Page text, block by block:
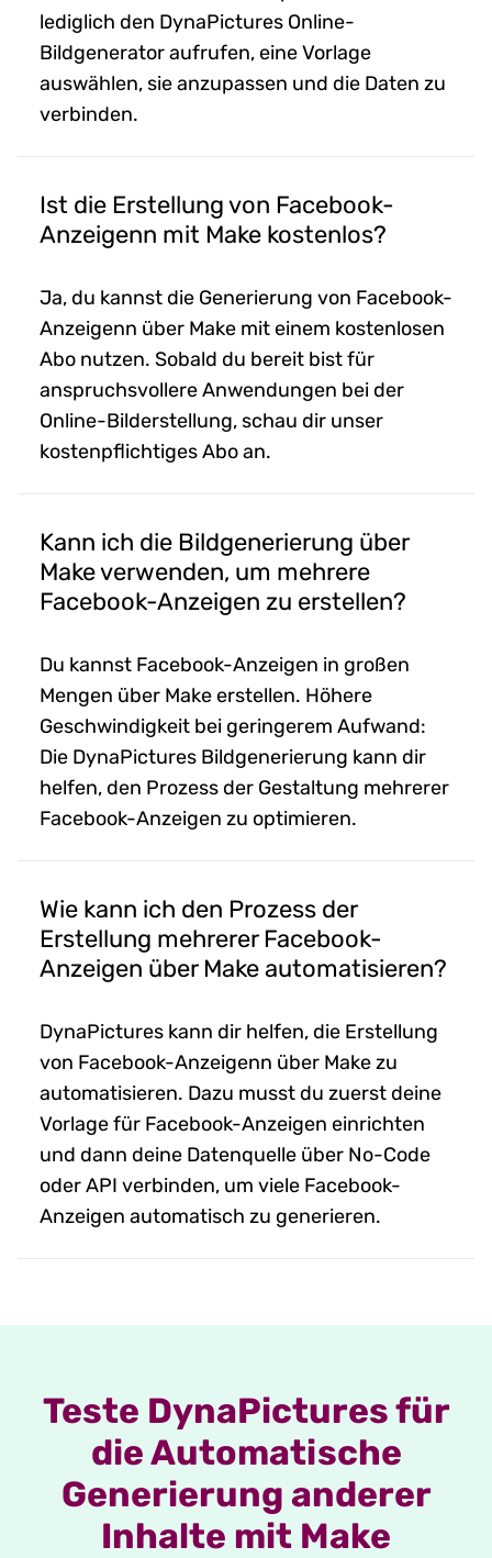
lediglich den DynaPictures Online-
Bildgenerator aufrufen, eine Vorlage
auswählen, sie anzupassen und die Daten zu
verbinden.
Ist die Erstellung von Facebook-
Anzeigenn mit Make kostenlos?
Ja, du kannst die Generierung von Facebook-
Anzeigenn über Make mit einem kostenlosen
Abo nutzen. Sobald du bereit bist für
anspruchsvollere Anwendungen bei der
Online-Bilderstellung, schau dir unser
kostenpflichtiges Abo an.
Kann ich die Bildgenerierung über
Make verwenden, um mehrere
Facebook-Anzeigen zu erstellen?
Du kannst Facebook-Anzeigen in großen
Mengen über Make erstellen. Höhere
Geschwindigkeit bei geringerem Aufwand:
Die DynaPictures Bildgenerierung kann dir
helfen, den Prozess der Gestaltung mehrerer
Facebook-Anzeigen zu optimieren.
Wie kann ich den Prozess der
Erstellung mehrerer Facebook-
Anzeigen über Make automatisieren?
DynaPictures kann dir helfen, die Erstellung
von Facebook-Anzeigenn über Make zu
automatisieren. Dazu musst du zuerst deine
Vorlage für Facebook-Anzeigen einrichten
und dann deine Datenquelle über No-Code
oder API verbinden, um viele Facebook-
Anzeigen automatisch zu generieren.
Teste DynaPictures für
die Automatische
Generierung anderer
Inhalte mit Make